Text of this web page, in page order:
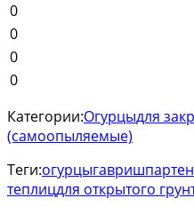
0
0
0
0
Категории:Огурцыдля
(самоопыляемые)
Теги:огурцыгавриш
теплицдля открытого